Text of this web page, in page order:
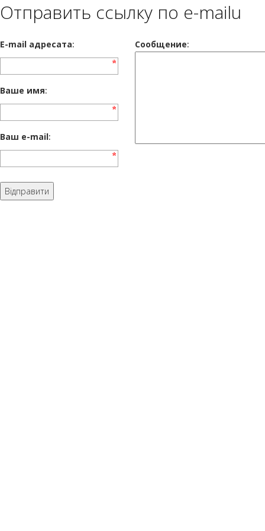
Отправить ссылку по e-mailu
E-mail адресата: Сообщение:
Ваше имя:
Ваш e-mail: